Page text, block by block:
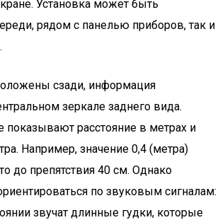
Установка может быть
рядом с панелью приборов, так и
сзади, информация
зеркале заднего вида.
расстояние в метрах и
Например, значение 0,4 (метра)
до препятствия 40 см. Однако
по звуковым сигналам:
звучат длинные гудки, которые